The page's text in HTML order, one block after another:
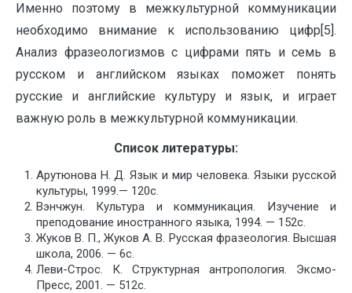
Именно поэтому в межкультурной коммуникации
необходимо внимание к использованию цифр[5].
Анализ фразеологизмов с цифрами пять и семь в
русском и английском языках поможет понять
русские и английские культуру и язык, и играет
важную роль в межкультурной коммуникации.
Список литературы:
Арутюнова Н. Д. Язык и мир человека. Языки русской
культуры, 1999.— 120с.
Вэнчжун. Культура и коммуникация. Изучение и
преподование иностранного языка, 1994. — 152с.
Жуков В. П., Жуков А. В. Русская фразеология. Высшая
школа, 2006. — 6с.
Леви-Строс. К. Структурная антропология. Эксмо-
Пресс, 2001. — 512с.